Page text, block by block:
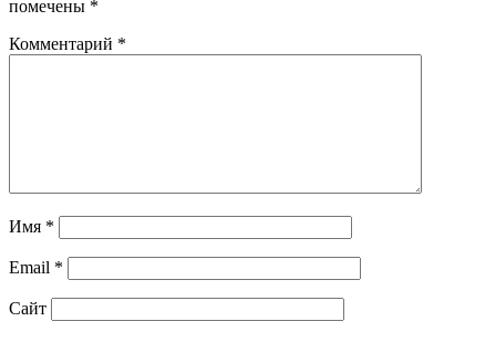
помечены *
Комментарий *
Имя *
Email *
Сайт